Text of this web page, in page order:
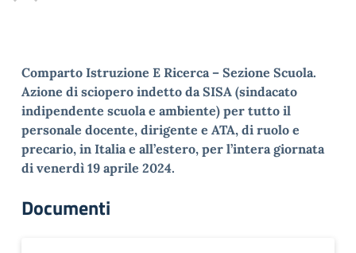
Comparto Istruzione E Ricerca – Sezione Scuola.
Azione di sciopero indetto da SISA (sindacato
indipendente scuola e ambiente) per tutto il
personale docente, dirigente e ATA, di ruolo e
precario, in Italia e all’estero, per l’intera giornata
di venerdì 19 aprile 2024.
Documenti